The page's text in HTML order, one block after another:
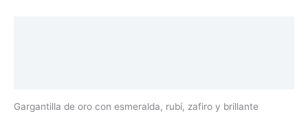
Gargantilla de oro con esmeralda, rubí, zafiro y brillante